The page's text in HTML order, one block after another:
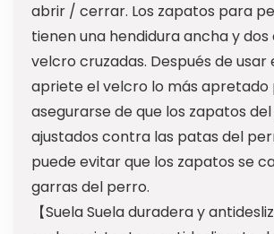
abrir / cerrar. Los zapatos para
tienen una hendidura ancha y
velcro cruzadas. Después de usar
apriete el velcro lo más apretado
asegurarse de que los zapatos
ajustados contra las patas del
puede evitar que los zapatos se
garras del perro.
【Suela Suela duradera y